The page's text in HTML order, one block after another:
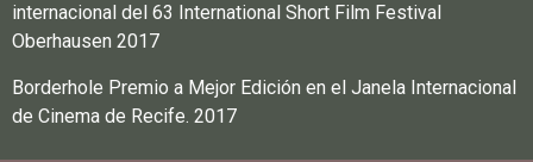
internacional del 63 International Short Film Festival
Oberhausen 2017
Borderhole Premio a Mejor Edición en el Janela Internacional
de Cinema de Recife. 2017